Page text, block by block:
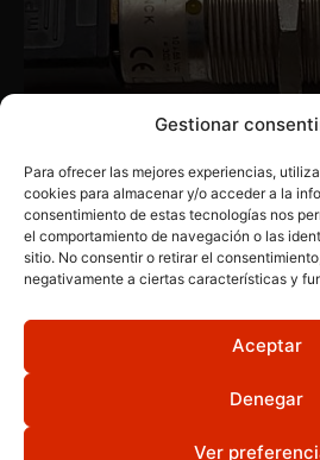
Gestionar
Para ofrecer las mejores experiencias,
cookies para almacenar y/o acceder a la
consentimiento de estas tecnologías nos
el comportamiento de navegación o las
sitio. No consentir o retirar el
negativamente a ciertas características y
Aceptar
Denegar
Ver
PRODUCTOS INDUSTRIALES,
AECO